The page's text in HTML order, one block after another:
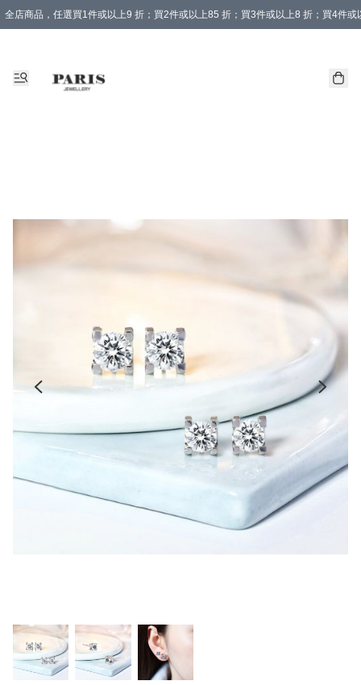
全店商品，任選買1件或以上9 折；買2件或以上85 折；買3件或以上8 折；買4件或